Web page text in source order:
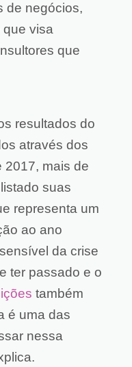
de negócios,
que visa
que
resultados do
através dos
2017, mais de
suas
representa um
ao ano
da crise
ter passado e o
também
é uma das
nessa